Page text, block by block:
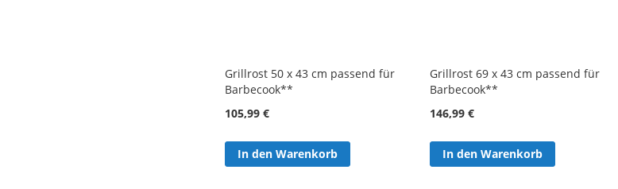
Grillrost 50 x 43 cm passend für
Barbecook**
105,99 €
In den Warenkorb
Grillrost 69 x 43 cm passend für
Barbecook**
146,99 €
In den Warenkorb